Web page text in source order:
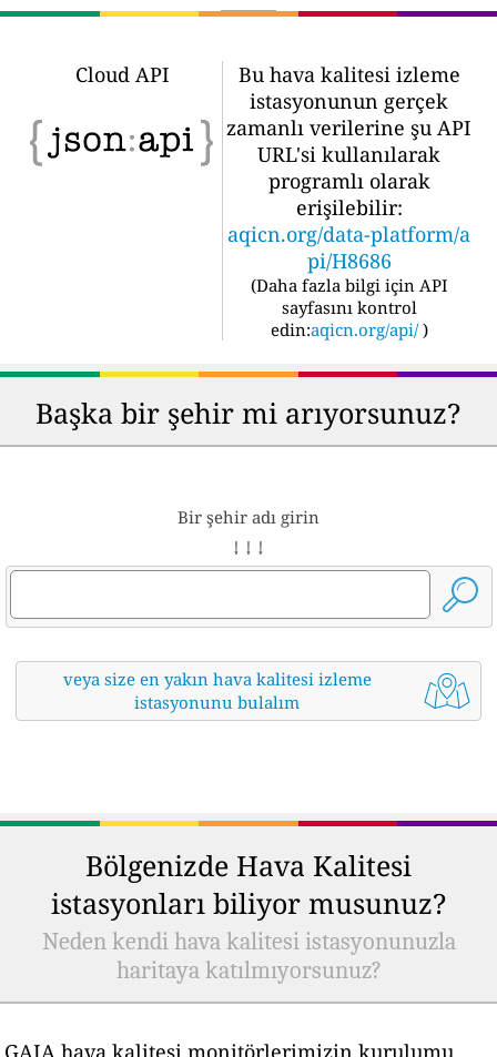
Cloud API
Bu hava kalitesi izleme
istasyonunun gerçek
zamanlı verilerine şu API
URL'si kullanılarak
programlı olarak
erişilebilir:
aqicn.org/data-platform/a
pi/H8686
(Daha fazla bilgi için API
sayfasını kontrol
edin:aqicn.org/api/ )
Başka bir şehir mi arıyorsunuz?
Bir şehir adı girin
↓ ↓ ↓
veya size en yakın hava kalitesi izleme
istasyonunu bulalım
Bölgenizde Hava Kalitesi
istasyonları biliyor musunuz?
Neden kendi hava kalitesi istasyonunuzla
haritaya katılmıyorsunuz?
GAIA hava kalitesi monitörlerimizin kurulumu